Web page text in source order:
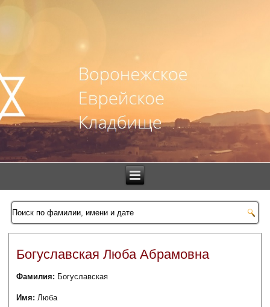
Богуславская Люба Абрамовна
Фамилия: Богуславская
Имя:Люба